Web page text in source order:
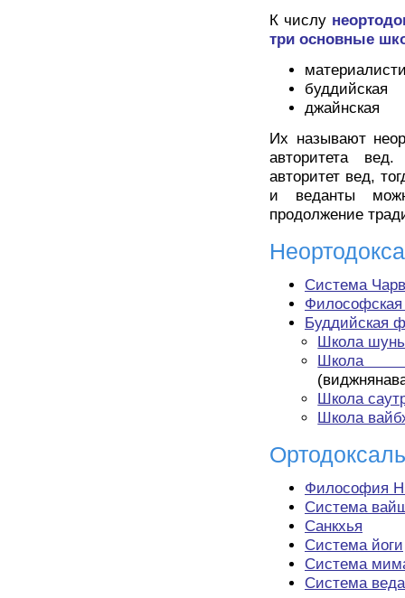
К числу
три основные
буддийская
джайнская
Их называют
авторитета
авторитет вед,
и веданты
продолжение
Система
Буддийская
Школа
Школа
Школа
Школа
Философия
Система
Санкхья
Система йоги
Система
Система